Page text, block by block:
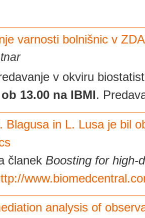
varnosti bolnišnic v ZDA
v okviru
13.00 na IBMI.
Blagusa in L. Lusa je bil
članek Boosting for high-
analysis of